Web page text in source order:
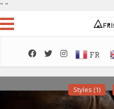
" "
FR
Styles (1)